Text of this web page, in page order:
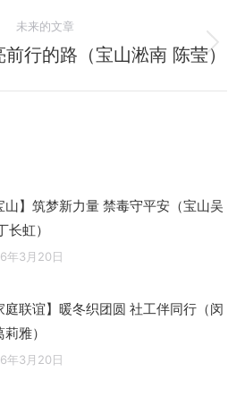
章：
未来的文章
未
前行的路（宝山淞南 陈莹）
山】筑梦新力量 禁毒守平安（宝山吴
长虹）
年3月20日
庭联谊】暖冬织团圆 社工伴同行（闵
雅）
年3月20日